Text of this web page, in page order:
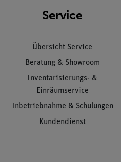
Service
Übersicht Service
Beratung & Showroom
Inventarisierungs- &
Einräumservice
Inbetriebnahme & Schulungen
Kundendienst